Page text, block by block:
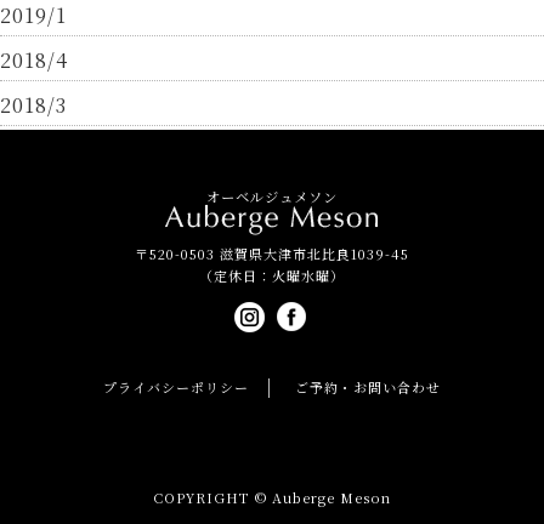
2019/1
2018/4
2018/3
オーベルジュメソン
〒520-0503 滋賀県大津市北比良1039-45
（定休日：火曜水曜）
プライバシーポリシー ご予約・お問い合わせ
COPYRIGHT © Auberge Meson